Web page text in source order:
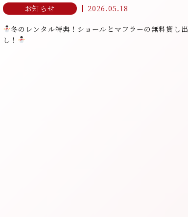
お知らせ 2026.05.18
冬のレンタル特典！ショールとマフラーの無料貸し出
し！